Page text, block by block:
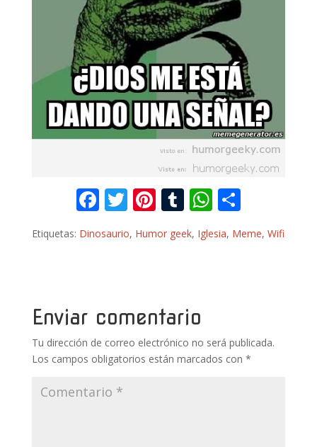
F
e
o
k
T
w
itt
Pi
er
T
u
m
W
h
at
p
m
r
Etiquetas: Dinosaurio, Humor geek, Iglesia, Meme, Wifi
Enviar comentario
Tu dirección de correo electrónico no será publicada.
Los campos obligatorios están marcados con *